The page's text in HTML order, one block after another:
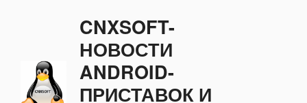
CNXSOFT-
НОВОСТИ
ANDROID-
ПРИСТАВОК И